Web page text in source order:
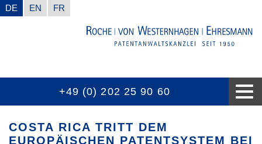
DE EN FR
KANZLEI
AKTUELL
KOMPETENZEN
AUSZEICHNUNGEN
WUSSTEN SIE SCHON
KONTAKT
+49 (0) 202 25 90 60
COSTA RICA TRITT DEM
EUROPÄISCHEN PATENTSYSTEM BEI